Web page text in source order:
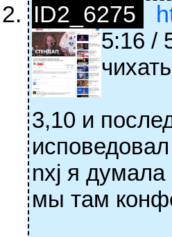
ID2_6275
5:16 /
3,10 и
nxj я думала
мы там